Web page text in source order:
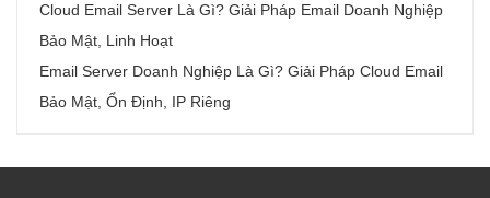
Cloud Email Server Là Gì? Giải Pháp Email Doanh Nghiệp
Bảo Mật, Linh Hoạt
Email Server Doanh Nghiệp Là Gì? Giải Pháp Cloud Email
Bảo Mật, Ổn Định, IP Riêng